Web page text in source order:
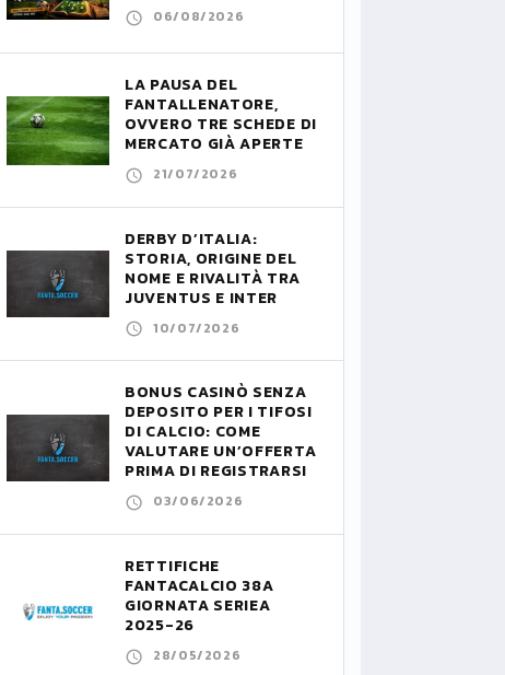
06/08/2026
LA PAUSA DEL
FANTALLENATORE,
OVVERO TRE SCHEDE DI
MERCATO GIÀ APERTE
21/07/2026
DERBY D’ITALIA:
STORIA, ORIGINE DEL
NOME E RIVALITÀ TRA
JUVENTUS E INTER
10/07/2026
BONUS CASINÒ SENZA
DEPOSITO PER I TIFOSI
DI CALCIO: COME
VALUTARE UN’OFFERTA
PRIMA DI REGISTRARSI
03/06/2026
RETTIFICHE
FANTACALCIO 38A
GIORNATA SERIEA
2025-26
28/05/2026